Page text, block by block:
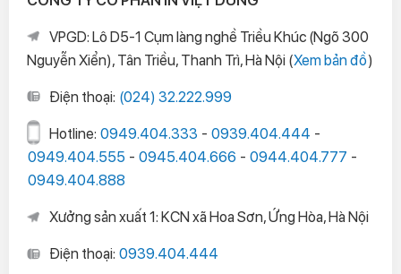
VPGD: Lô D5-1 Cụm làng nghề Triều Khúc (Ngõ 300
Nguyễn Xiển), Tân Triều, Thanh Trì, Hà Nội (Xem bản đồ)
Điện thoại: (024) 32.222.999
Hotline: 0949.404.333 - 0939.404.444 -
0949.404.555 - 0945.404.666 - 0944.404.777 -
0949.404.888
Xưởng sản xuất 1: KCN xã Hoa Sơn, Ứng Hòa, Hà Nội
Điện thoại: 0939.404.444